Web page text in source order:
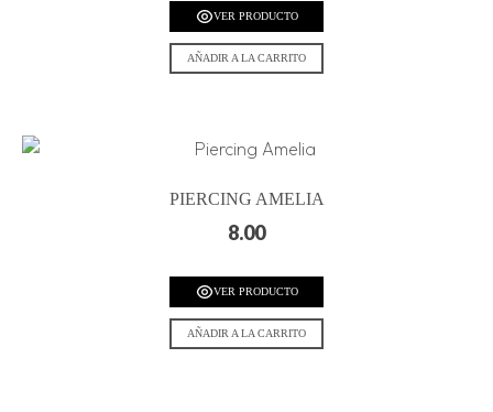
VER PRODUCTO
AÑADIR A LA CARRITO
PIERCING AMELIA
8.00
VER PRODUCTO
AÑADIR A LA CARRITO